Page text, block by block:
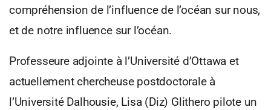
compréhension de l’influence de l’océan sur nous,
et de notre influence sur l’océan.
Professeure adjointe à l’Université d’Ottawa et
actuellement chercheuse postdoctorale à
l’Université Dalhousie, Lisa (Diz) Glithero pilote un